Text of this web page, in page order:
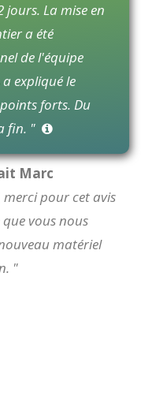
La mise en
a été
de l'équipe
expliqué le
forts. Du
fin. "
Marc
pour cet avis
vous nous
matériel
"